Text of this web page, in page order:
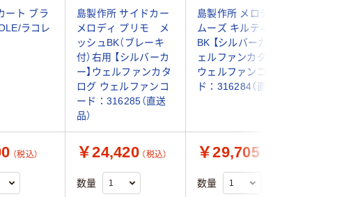
ート ブラ
ラコレ
島製作所 サイドカー
メロディ プリモ メ
ッシュBK（ブレーキ
付）右用 【シルバーカ
ー】ウェルファンカタ
ログ ウェルファンコ
ード：316285（直送
品）
島製作所 メロディ ス
ムーズ キルティング
BK 【シルバーカー】ウ
ェルファンカタログ
ウェルファンコー
ド：316284（直送品）
（税込） ￥24,420 （税込）
数量
￥29,705
数量